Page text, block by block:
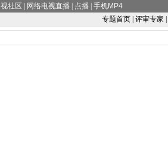
社区 网络电视直播 点播 手机MP4
专题首页 评审专家